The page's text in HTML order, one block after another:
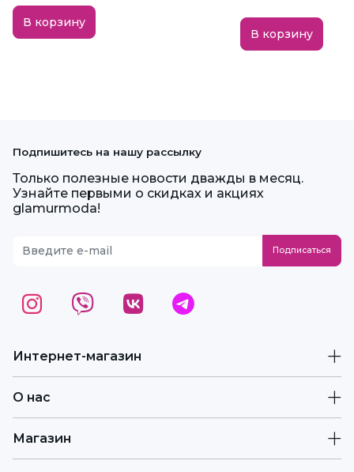
В корзину
В корзину
Интернет-магазин
О нас
Магазин
Подпишитесь на нашу рассылку
Только полезные новости дважды в месяц.
Узнайте первыми о скидках и акциях
glamurmoda!